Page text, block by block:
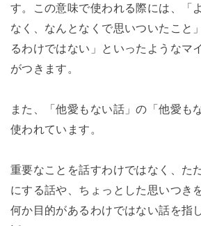
す。この意味で使われる際には、「
なく、なんとなくで思いついたこと
るわけではない」といったようなマ
がつきます。
また、「他愛もない話」の「他愛も
使われています。
重要なことを話すわけではなく、た
にする話や、ちょっとした思いつき
何か目的があるわけではない話を指